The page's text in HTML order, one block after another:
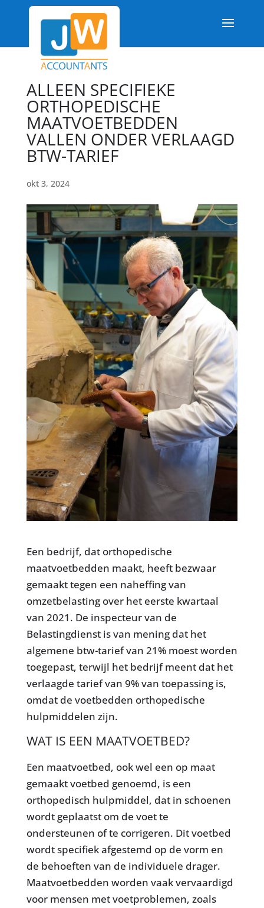
ALLEEN SPECIFIEKE
ORTHOPEDISCHE
MAATVOETBEDDEN
VALLEN ONDER VERLAAGD
BTW-TARIEF
okt 3, 2024
Een bedrijf, dat orthopedische
maatvoetbedden maakt, heeft bezwaar
gemaakt tegen een naheffing van
omzetbelasting over het eerste kwartaal
van 2021. De inspecteur van de
Belastingdienst is van mening dat het
algemene btw-tarief van 21% moest worden
toegepast, terwijl het bedrijf meent dat het
verlaagde tarief van 9% van toepassing is,
omdat de voetbedden orthopedische
hulpmiddelen zijn.
WAT IS EEN MAATVOETBED?
Een maatvoetbed, ook wel een op maat
gemaakt voetbed genoemd, is een
orthopedisch hulpmiddel, dat in schoenen
wordt geplaatst om de voet te
ondersteunen of te corrigeren. Dit voetbed
wordt specifiek afgestemd op de vorm en
de behoeften van de individuele drager.
Maatvoetbedden worden vaak vervaardigd
voor mensen met voetproblemen, zoals